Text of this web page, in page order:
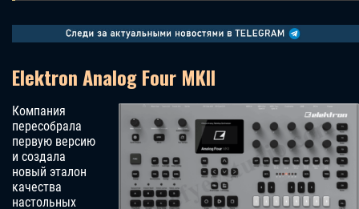
Elektron Analog Four MKII
Компания
пересобрала
первую версию
и создала
новый эталон
качества
настольных